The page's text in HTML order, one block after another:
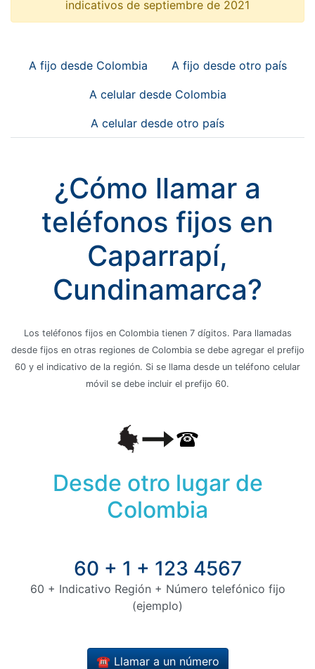
indicativos de septiembre de 2021
A fijo desde Colombia A fijo desde otro país
A celular desde Colombia
A celular desde otro país
¿Cómo llamar a
teléfonos fijos en
Caparrapí,
Cundinamarca?
Los teléfonos fijos en Colombia tienen 7 dígitos. Para llamadas
desde fijos en otras regiones de Colombia se debe agregar el prefijo
60 y el indicativo de la región. Si se llama desde un teléfono celular
móvil se debe incluir el prefijo 60.
Desde otro lugar de
Colombia
60 + 1 + 123 4567
60 + Indicativo Región + Número telefónico fijo
(ejemplo)
☎️ Llamar a un número